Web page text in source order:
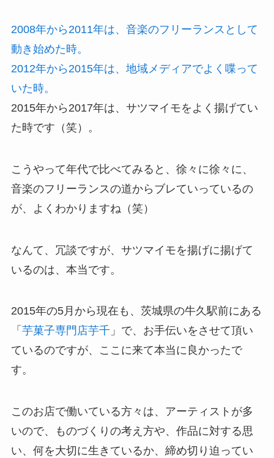
2008年から2011年は、音楽のフリーランスとして
動き始めた時。
2012年から2015年は、地域メディアでよく喋って
いた時。
2015年から2017年は、サツマイモをよく揚げてい
た時です（笑）。
こうやって年代で比べてみると、徐々に徐々に、
音楽のフリーランスの道からブレていっているの
が、よくわかりますね（笑）
なんて、冗談ですが、サツマイモを揚げに揚げて
いるのは、本当です。
2015年の5月から現在も、茨城県の牛久駅前にある
「 芋菓子専門店芋千」で、お手伝いをさせて頂い
ているのですが、ここに来て本当に良かったで
す。
このお店で働いている方々は、アーティストが多
いので、ものづくりの考え方や、作品に対する思
い、何を大切に生きているか、締め切り迫ってい